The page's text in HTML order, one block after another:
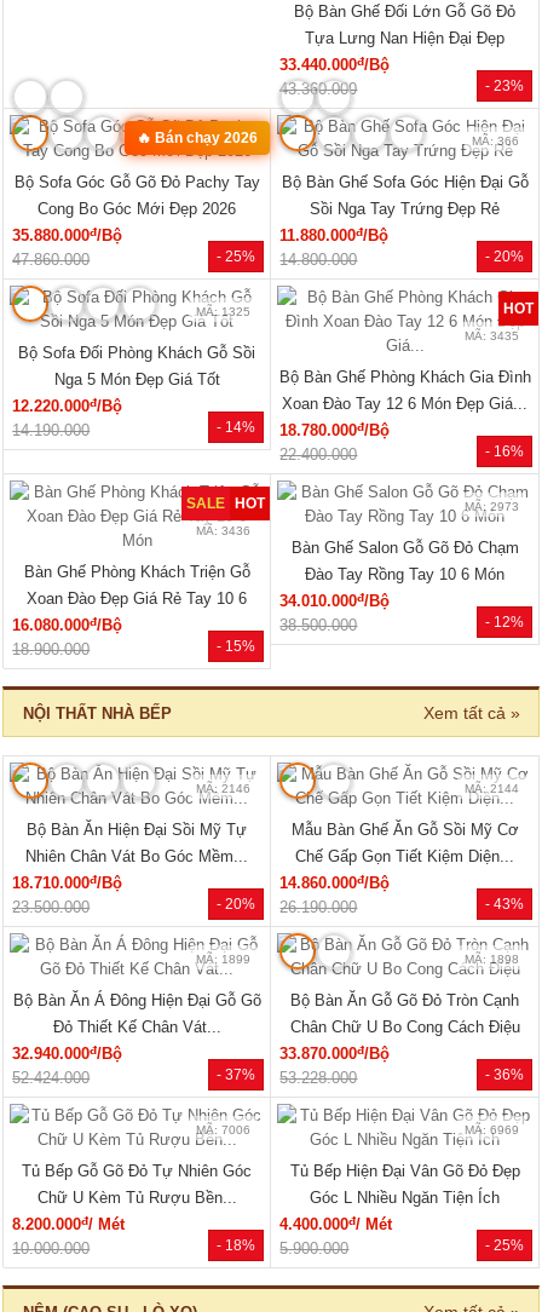
- 23%
Bộ Bàn Ghế Đối Lớn Gỗ Gõ Đỏ
Tựa Lưng Nan Hiện Đại Đẹp
33.440.000đ/Bộ
43.360.000
- 25%
🔥 Bán chạy 2026
MÃ: 8427
Bộ Sofa Góc Gỗ Gõ Đỏ Pachy Tay
Cong Bo Góc Mới Đẹp 2026
35.880.000đ/Bộ
47.860.000
- 20%
MÃ: 366
Bộ Bàn Ghế Sofa Góc Hiện Đại Gỗ
Sồi Nga Tay Trứng Đẹp Rẻ
11.880.000đ/Bộ
14.800.000
- 14%
MÃ: 1325
Bộ Sofa Đối Phòng Khách Gỗ Sồi
Nga 5 Món Đẹp Giá Tốt
12.220.000đ/Bộ
14.190.000
- 16%
HOT
MÃ: 3435
Bộ Bàn Ghế Phòng Khách Gia Đình
Xoan Đào Tay 12 6 Món Đẹp Giá...
18.780.000đ/Bộ
22.400.000
- 15%
SALE HOT
MÃ: 3436
Bàn Ghế Phòng Khách Triện Gỗ
Xoan Đào Đẹp Giá Rẻ Tay 10 6
Món
16.080.000đ/Bộ
18.900.000
- 12%
MÃ: 2973
Bàn Ghế Salon Gỗ Gõ Đỏ Chạm
Đào Tay Rồng Tay 10 6 Món
34.010.000đ/Bộ
38.500.000
NỘI THẤT NHÀ BẾP Xem tất cả »
- 20%
MÃ: 2146
Bộ Bàn Ăn Hiện Đại Sồi Mỹ Tự
Nhiên Chân Vát Bo Góc Mềm...
18.710.000đ/Bộ
23.500.000
- 43%
MÃ: 2144
Mẫu Bàn Ghế Ăn Gỗ Sồi Mỹ Cơ
Chế Gấp Gọn Tiết Kiệm Diện...
14.860.000đ/Bộ
26.190.000
- 37%
MÃ: 1899
Bộ Bàn Ăn Á Đông Hiện Đại Gỗ Gõ
Đỏ Thiết Kế Chân Vát...
32.940.000đ/Bộ
52.424.000
- 36%
MÃ: 1898
Bộ Bàn Ăn Gỗ Gõ Đỏ Tròn Cạnh
Chân Chữ U Bo Cong Cách Điệu
33.870.000đ/Bộ
53.228.000
- 18%
MÃ: 7006
Tủ Bếp Gỗ Gõ Đỏ Tự Nhiên Góc
Chữ U Kèm Tủ Rượu Bền...
8.200.000đ/ Mét
10.000.000
- 25%
MÃ: 6969
Tủ Bếp Hiện Đại Vân Gõ Đỏ Đẹp
Góc L Nhiều Ngăn Tiện Ích
4.400.000đ/ Mét
5.900.000